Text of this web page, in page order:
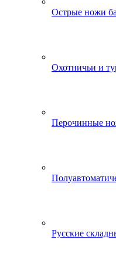
Острые ножи
Охотничьи и
Перочинные
Русские